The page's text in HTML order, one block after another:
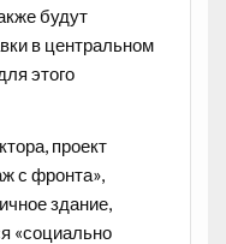
будут
в центральном
этого
проект
с фронта»,
здание,
«социально